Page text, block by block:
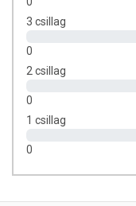
3 csillag
0
2 csillag
0
1 csillag
0